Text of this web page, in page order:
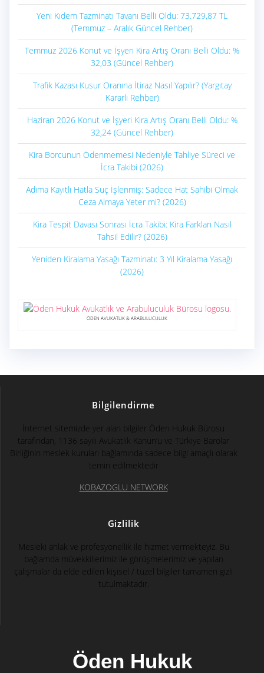
Yeni Kıdem Tazminatı Tavanı Belli Oldu: 73.729,87 TL
(Temmuz – Aralık Güncel Rehber)
Temmuz 2026 Konut ve İşyeri Kira Artış Oranı Belli Oldu: %
32,03 (Güncel Rehber)
Trafik Kazası Kusur Oranına İtiraz Nasıl Yapılır? (Yargıtay
Kararlı Rehber)
Haziran 2026 Konut ve İşyeri Kira Artış Oranı Belli Oldu: %
32,24 (Güncel Rehber)
Kira Borcunun Ödenmemesi Nedeniyle Tahliye Süreci ve
İcra Takibi (2026)
Adıma Kayıtlı Hatla Suç İşlenmiş: Sadece Hat Sahibi Olmak
Ceza Almaya Yeter mi? (2026)
Kira Tespit Davası Sonrası İcra Takibi: Kira Farkları Nasıl
Tahsil Edilir? (2026)
Yeniden Kiralama Yasağı Tazminatı: 3 Yıl Kiralama Yasağı
(2026)
ÖDEN AVUKATLIK & ARABULUCULUK
Bilgilendirme
İnternet sitemizde yer alan bilgiler Öden Hukuk Bürosu
tarafından, 1136 sayılı Avukatlık Kanun’u ve Türkiye Barolar
Birliğinin meslek kuruları bağlamında sadece bilgi amaçlı olarak
temin edilmektedir
KOBAZOGLU NETWORK
Gizlilik
Mesleki ahlak ve profesyonellik ile hizmet vermekteyiz. Bu
bağlamda müvekkillerimiz ile görüşmelerimiz ve yapılan
çalışmalar da elde edilen kişisel / tüzel bilgiler tamamen gizli
tutulmaktadır.
Öden Hukuk